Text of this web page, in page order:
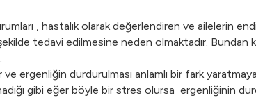
, hastalık olarak değerlendiren ve ailelerin
tedavi edilmesine neden olmaktadır. Bundan
ergenliğin durdurulması anlamlı bir fark
gibi eğer böyle bir stres olursa ergenliğinin